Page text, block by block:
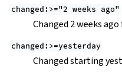
changed:>="2 weeks ago"
Changed 2 weeks
changed:>=yesterday
Changed starting